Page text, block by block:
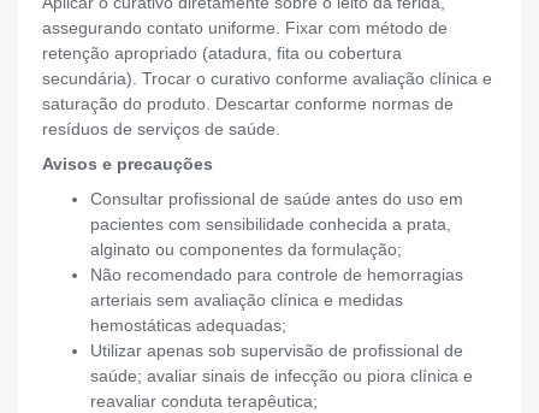
assegurando contato uniforme. Fixar com método de
retenção apropriado (atadura, fita ou cobertura
secundária). Trocar o curativo conforme avaliação clínica e
saturação do produto. Descartar conforme normas de
resíduos de serviços de saúde.
Avisos e precauções
Consultar profissional de saúde antes do uso em
pacientes com sensibilidade conhecida a prata,
alginato ou componentes da formulação;
Não recomendado para controle de hemorragias
arteriais sem avaliação clínica e medidas
hemostáticas adequadas;
Utilizar apenas sob supervisão de profissional de
saúde; avaliar sinais de infecção ou piora clínica e
reavaliar conduta terapêutica;